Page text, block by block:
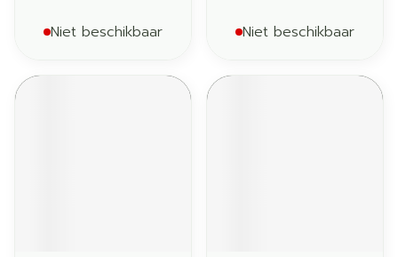
Niet beschikbaar Niet beschikbaar